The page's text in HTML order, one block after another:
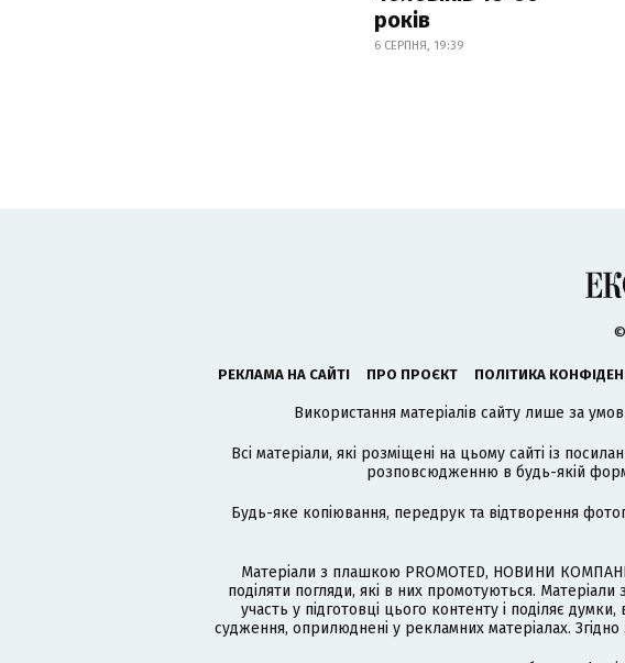
років
6 СЕРПНЯ, 19:39
РЕКЛАМА НА САЙТІ ПРО ПРОЄКТ ПОЛІТИКА
Використання матеріалів сайту лише за
Всі матеріали, які розміщені на цьому сайті із
розповсюдженню в будь-якій
Будь-яке копіювання, передрук та відтворення
Матеріали з плашкою PROMOTED, НОВИНИ
поділяти погляди, які в них промотуються.
участь у підготовці цього контенту і поділяє
судження, оприлюднені у рекламних матеріалах.